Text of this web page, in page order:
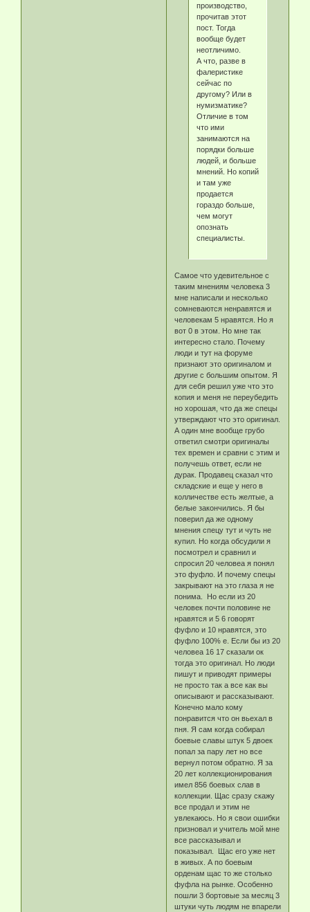
производство,
прочитав этот
пост. Тогда
вообще будет
неотличимо.
А что, разве в
фалеристике
сейчас по
другому? Или в
нумизматике?
Отличие в том
что ими
занимаются на
порядки больше
людей, и больше
мнений. Но копий
и там уже
продается
гораздо больше,
чем могут
опознать
специалисты.
Самое что удевительное с
таким мнениям человека 3
мне написали и несколько
сомневаются ненравятся и
человекам 5 нравятся. Но я
вот 0 в этом. Но мне так
интересно стало. Почему
люди и тут на форуме
признают это оригиналом и
другие с большим опытом. Я
для себя решил уже что это
копия и меня не переубедить
но хорошая, что да же спецы
утверждают что это оригинал.
А один мне вообще грубо
ответил смотри оригиналы
тех времен и сравни с этим и
получешь ответ, если не
дурак. Продавец сказал что
складские и еще у него в
колличестве есть желтые, а
белые закончились. Я бы
поверил да же одному
мнения спецу тут и чуть не
купил. Но когда обсудили я
посмотрел и сравнил и
спросил 20 человеа я понял
это фуфло. И почему спецы
закрывают на это глаза я не
понима. Но если из 20
человек почти половине не
нравятся и 5 6 говорят
фуфло и 10 нравятся, это
фуфло 100% е. Если бы из 20
человеа 16 17 сказали ок
тогда это оригинал. Но люди
пишут и приводят примеры
не просто так а все как вы
описывают и рассказывают.
Конечно мало кому
понравится что он вьехал в
пня. Я сам когда собирал
боевые славы штук 5 двоек
попал за пару лет но все
вернул потом обратно. Я за
20 лет коллекционирования
имел 856 боевых слав в
коллекции. Щас сразу скажу
все продал и этим не
увлекаюсь. Но я свои ошибки
призновал и учитель мой мне
все рассказывал и
показывал. Щас его уже нет
в живых. А по боевым
орденам щас то же столько
фуфла на рынке. Особенно
пошли 3 бортовые за месяц 3
штуки чуть людям не впарели